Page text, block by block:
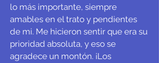
lo más importante, siempre
amables en el trato y pendientes
de mi. Me hicieron sentir que era su
prioridad absoluta, y eso se
agradece un montón. ¡Los